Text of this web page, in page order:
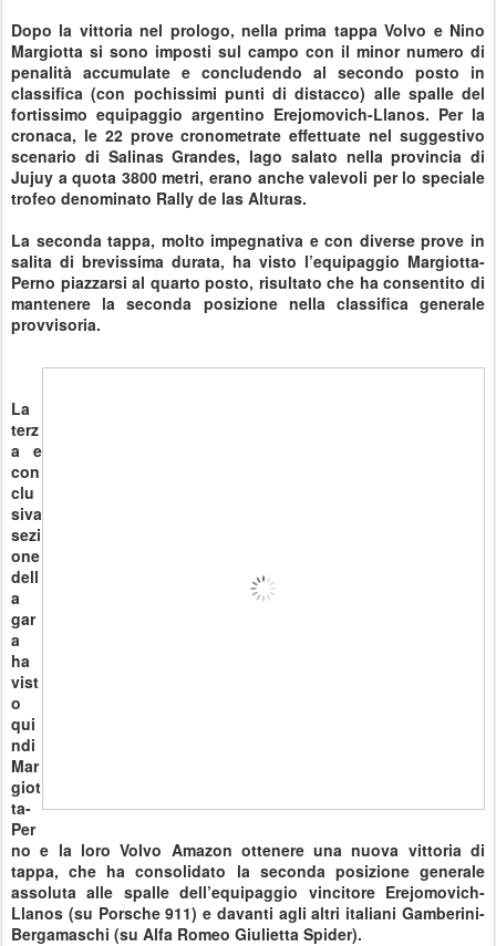
Dopo la vittoria nel prologo, nella prima tappa Volvo e Nino
Margiotta si sono imposti sul campo con il minor numero di
penalità accumulate e concludendo al secondo posto in
classifica (con pochissimi punti di distacco) alle spalle del
fortissimo equipaggio argentino Erejomovich-Llanos. Per la
cronaca, le 22 prove cronometrate effettuate nel suggestivo
scenario di Salinas Grandes, lago salato nella provincia di
Jujuy a quota 3800 metri, erano anche valevoli per lo speciale
trofeo denominato Rally de las Alturas.
La seconda tappa, molto impegnativa e con diverse prove in
salita di brevissima durata, ha visto l’equipaggio Margiotta-
Perno piazzarsi al quarto posto, risultato che ha consentito di
mantenere la seconda posizione nella classifica generale
provvisoria.
La
terz
a e
con
clu
siva
sezi
one
dell
a
gar
a
ha
vist
o
qui
ndi
Mar
giot
ta-
Per
no e la loro Volvo Amazon ottenere una nuova vittoria di
tappa, che ha consolidato la seconda posizione generale
assoluta alle spalle dell’equipaggio vincitore Erejomovich-
Llanos (su Porsche 911) e davanti agli altri italiani Gamberini-
Bergamaschi (su Alfa Romeo Giulietta Spider).